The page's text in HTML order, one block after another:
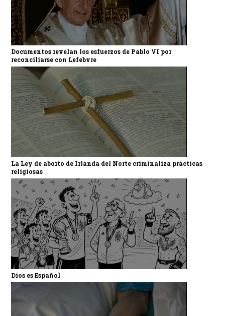
Documentos revelan los esfuerzos de Pablo VI por
reconciliarse con Lefebvre
La Ley de aborto de Irlanda del Norte criminaliza prácticas
religiosas
Dios es Español